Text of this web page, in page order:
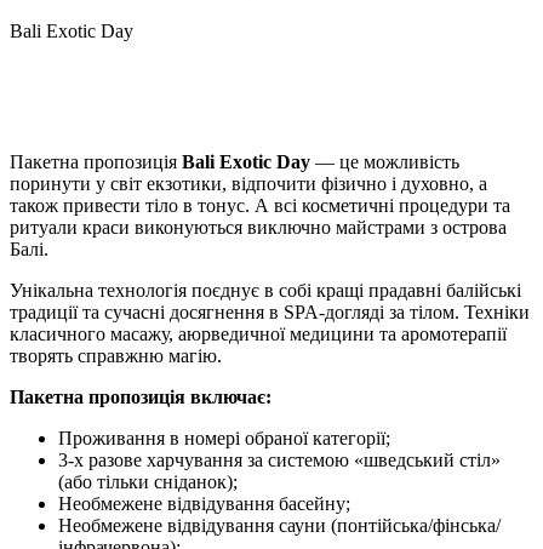
Bali Exotic Day
Пакетна пропозиція Bali Exotic Day — це можливість
поринути у світ екзотики, відпочити фізично і духовно, а
також привести тіло в тонус. А всі косметичні процедури та
ритуали краси виконуються виключно майстрами з острова
Балі.
Унікальна технологія поєднує в собі кращі прадавні балійські
традиції та сучасні досягнення в SPA-догляді за тілом. Техніки
класичного масажу, аюрведичної медицини та аромотерапії
творять справжню магію.
Пакетна пропозиція включає:
Проживання в номері обраної категорії;
3-х разове харчування за системою «шведський стіл»
(або тільки сніданок);
Необмежене відвідування басейну;
Необмежене відвідування сауни (понтійська/фінська/